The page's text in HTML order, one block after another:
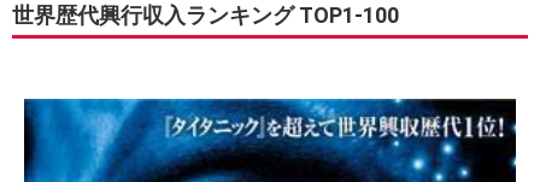
世界歴代興行収入ランキング TOP1-100